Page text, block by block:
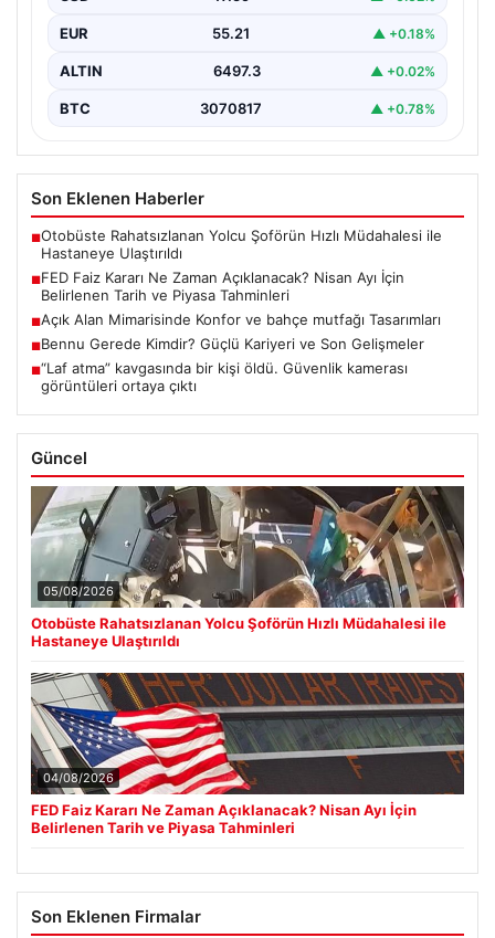
EUR 55.21 ▲ +0.18%
ALTIN 6497.3 ▲ +0.02%
BTC 3070817 ▲ +0.78%
Son Eklenen Haberler
■Otobüste Rahatsızlanan Yolcu Şoförün Hızlı Müdahalesi ile
Hastaneye Ulaştırıldı
■FED Faiz Kararı Ne Zaman Açıklanacak? Nisan Ayı İçin
Belirlenen Tarih ve Piyasa Tahminleri
■Açık Alan Mimarisinde Konfor ve bahçe mutfağı Tasarımları
■Bennu Gerede Kimdir? Güçlü Kariyeri ve Son Gelişmeler
■“Laf atma” kavgasında bir kişi öldü. Güvenlik kamerası
görüntüleri ortaya çıktı
Güncel
05/08/2026
Otobüste Rahatsızlanan Yolcu Şoförün Hızlı Müdahalesi ile
Hastaneye Ulaştırıldı
04/08/2026
FED Faiz Kararı Ne Zaman Açıklanacak? Nisan Ayı İçin
Belirlenen Tarih ve Piyasa Tahminleri
Son Eklenen Firmalar